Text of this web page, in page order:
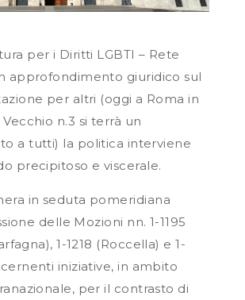
per i Diritti LGBTI – Rete
approfondimento giuridico sul
per altri (oggi a Roma in
n.3 si terrà un
a tutti) la politica interviene
precipitoso e viscerale.
in seduta pomeridiana
delle Mozioni nn. 1-1195
1-1218 (Roccella) e 1-
iniziative, in ambito
per il contrasto di